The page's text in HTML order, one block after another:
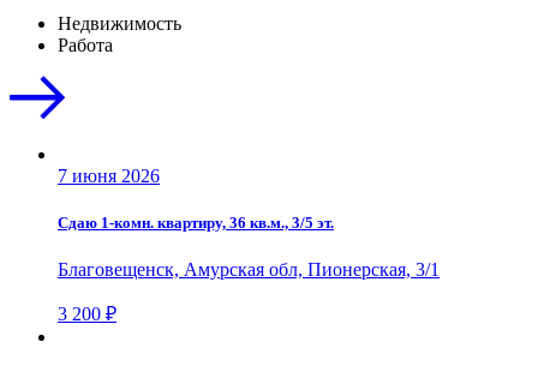
Недвижимость
Работа
7 июня 2026
Сдаю 1-комн. квартиру, 36 кв.м., 3/5 эт.
Благовещенск, Амурская обл, Пионерская, 3/1
3 200 ₽